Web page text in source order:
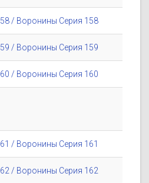
/ Воронины Серия 158
/ Воронины Серия 159
/ Воронины Серия 160
/ Воронины Серия 161
/ Воронины Серия 162